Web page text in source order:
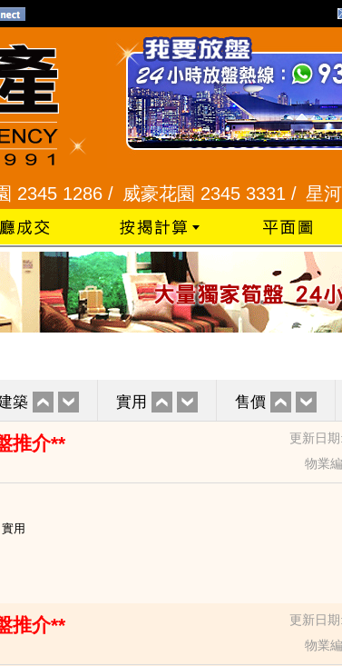
1286 /威豪花園 2345 3331 /星河明居
築 實用 售價
推介**
更新日
物業
用
推介**
更新日
物業